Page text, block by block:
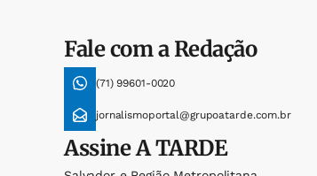
Fale com a Redação
(71) 99601-0020
jornalismoportal@grupoatarde.com.br
AssineA TARDE